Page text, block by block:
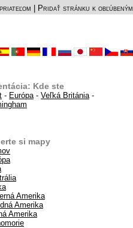
Pridať stránku k obľúbeným
Kde ste
- Európa- Veľká Británia-
si mapy
Amerika
Amerika
Amerika